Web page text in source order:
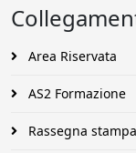
Area Riservata
AS2 Formazione
Rassegna stampa